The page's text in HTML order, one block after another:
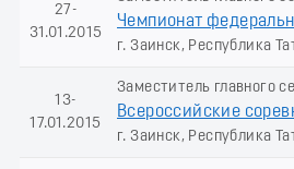
27-
31.01.2015
Чемпионат
г. Заинск, Республика
13-
17.01.2015
Заместитель главного
Всероссийские
г. Заинск, Республика